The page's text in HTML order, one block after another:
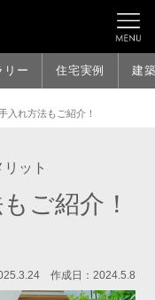
リー 住宅実例 建
入れ方法もご紹介！
ット
ご紹介！
作成日：2024.5.8